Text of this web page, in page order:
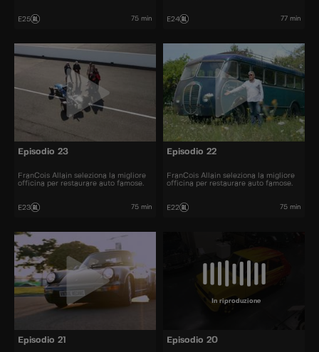
E25 75 min E24 77 min
Episodio 23
FranCois Allain seleziona la migliore
officina per restaurare auto famose.
E23 75 min
Episodio 22
FranCois Allain seleziona la migliore
officina per restaurare auto famose.
E22 75 min
Episodio 21
In riproduzione
Episodio 20